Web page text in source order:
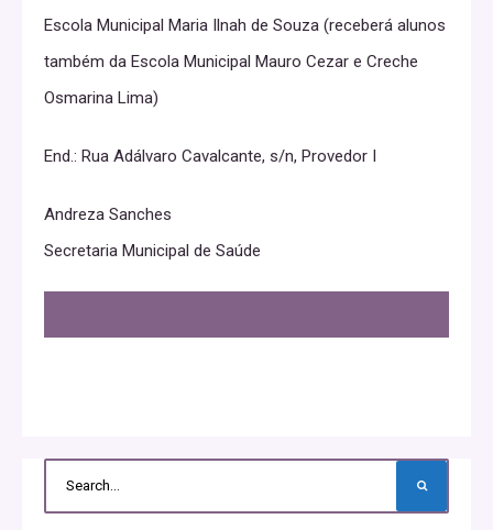
Escola Municipal Maria Ilnah de Souza (receberá alunos
também da Escola Municipal Mauro Cezar e Creche
Osmarina Lima)
End.: Rua Adálvaro Cavalcante, s/n, Provedor I
Andreza Sanches
Secretaria Municipal de Saúde